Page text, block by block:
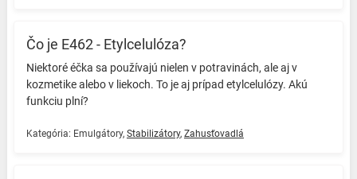
Čo je E462 - Etylcelulóza?
Niektoré éčka sa používajú nielen v potravinách, ale aj v
kozmetike alebo v liekoch. To je aj prípad etylcelulózy. Akú
funkciu plní? ️
Kategória: Emulgátory, Stabilizátory, Zahusťovadlá